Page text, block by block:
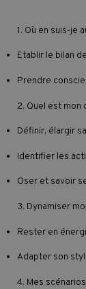
1. Où en suis-je
Etablir le bilan
Prendre
2. Quel est mon
Définir, élargir
Identifier les
Oser et savoir
3. Dynamiser
Rester en
Adapter son
4. Mes